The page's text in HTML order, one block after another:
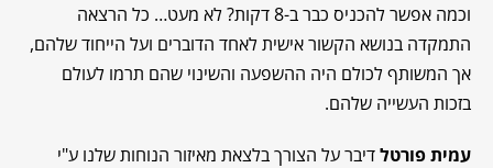
וכמה אפשר להכניס כבר ב-8 דקות? לא מעט… כל הרצאה
התמקדה בנושא הקשור אישית לאחד הדוברים ועל הייחוד שלהם,
אך המשותף לכולם היה ההשפעה והשינוי שהם תרמו לעולם
בזכות העשייה שלהם.
עמית פורטלדיבר על הצורך בלצאת מאיזור הנוחות שלנו ע"י